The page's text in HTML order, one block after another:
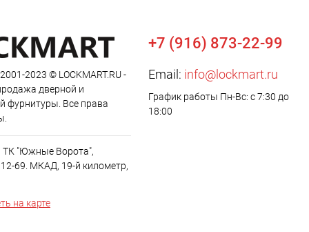
2023 © LOCKMART.RU -
дверной и
фурнитуры. Все права
ТК "Южные Ворота",
69. МКАД, 19-й километр,
на карте
+7 (916) 873-22-99
Email: info@lockmart.ru
График работы Пн-Вс: с 7:30 до
18:00